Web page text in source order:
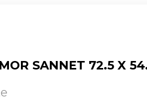
SANNET 72.5 X